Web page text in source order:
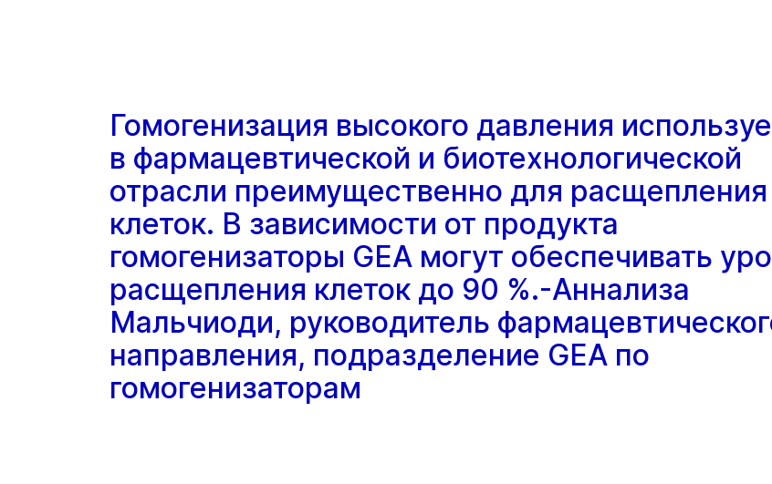
Гомогенизация высокого давления
в фармацевтической и биотехнологической
отрасли преимущественно для расщепления
клеток. В зависимости от продукта
гомогенизаторы GEA могут обеспечивать
расщепления клеток до 90 %.-Аннализа
Мальчиоди, руководитель
направления, подразделение GEA по
гомогенизаторам